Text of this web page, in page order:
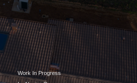
Work In Progress